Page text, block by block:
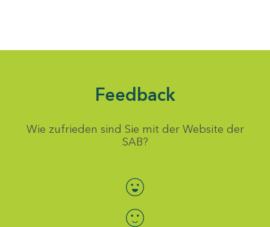
Feedback
Wie zufrieden sind Sie mit der Website der
SAB?
Bewertung auswählen